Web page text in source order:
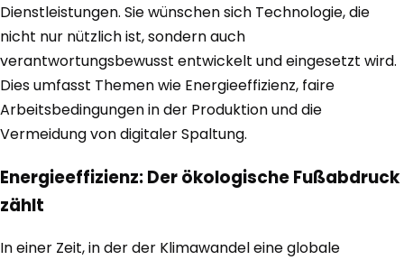
Dienstleistungen. Sie wünschen sich Technologie, die
nicht nur nützlich ist, sondern auch
verantwortungsbewusst entwickelt und eingesetzt wird.
Dies umfasst Themen wie Energieeffizienz, faire
Arbeitsbedingungen in der Produktion und die
Vermeidung von digitaler Spaltung.
Energieeffizienz: Der ökologische Fußabdruck
zählt
In einer Zeit, in der der Klimawandel eine globale